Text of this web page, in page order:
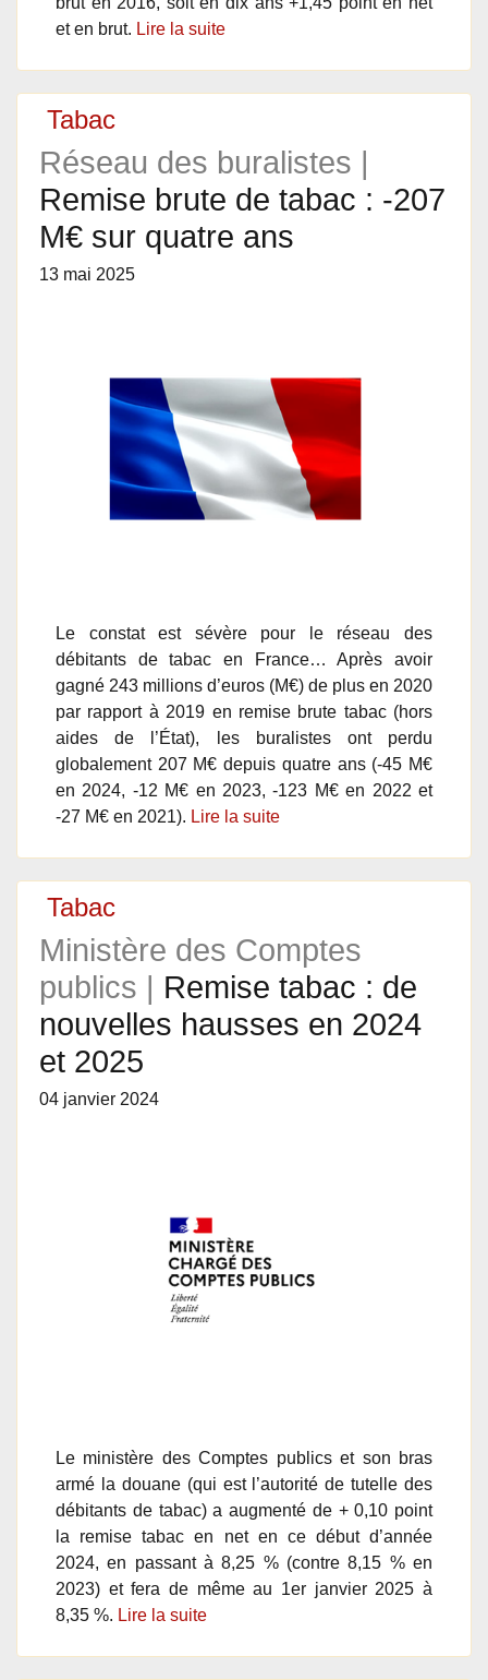
et en brut. Lire la suite
Tabac
Réseau des buralistes |
Remise brute de tabac : -207
M€ sur quatre ans
13 mai 2025
Le constat est sévère pour le réseau des
débitants de tabac en France… Après avoir
gagné 243 millions d’euros (M€) de plus en 2020
par rapport à 2019 en remise brute tabac (hors
aides de l’État), les buralistes ont perdu
globalement 207 M€ depuis quatre ans (-45 M€
en 2024, -12 M€ en 2023, -123 M€ en 2022 et
-27 M€ en 2021). Lire la suite
Tabac
Ministère des Comptes
publics | Remise tabac : de
nouvelles hausses en 2024
et 2025
04 janvier 2024
Le ministère des Comptes publics et son bras
armé la douane (qui est l’autorité de tutelle des
débitants de tabac) a augmenté de + 0,10 point
la remise tabac en net en ce début d’année
2024, en passant à 8,25 % (contre 8,15 % en
2023) et fera de même au 1er janvier 2025 à
8,35 %. Lire la suite